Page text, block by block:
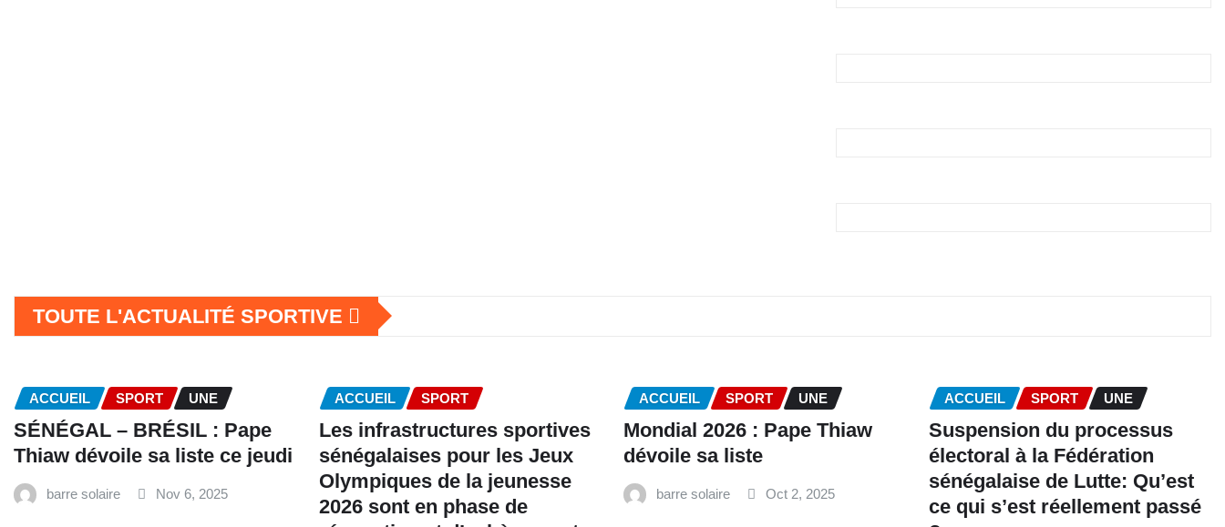
TOUTE L'ACTUALITÉ SPORTIVE
ACCUEIL SPORT UNE
SÉNÉGAL – BRÉSIL : Pape
Thiaw dévoile sa liste ce jeudi
barre solaire Nov 6, 2025
ACCUEIL SPORT
Les infrastructures sportives
sénégalaises pour les Jeux
Olympiques de la jeunesse
2026 sont en phase de
ACCUEIL SPORT UNE
Mondial 2026 : Pape Thiaw
dévoile sa liste
barre solaire Oct 2, 2025
ACCUEIL SPORT UNE
‎Suspension du processus
électoral à la Fédération
sénégalaise de Lutte: Qu’est
ce qui s’est réellement passé